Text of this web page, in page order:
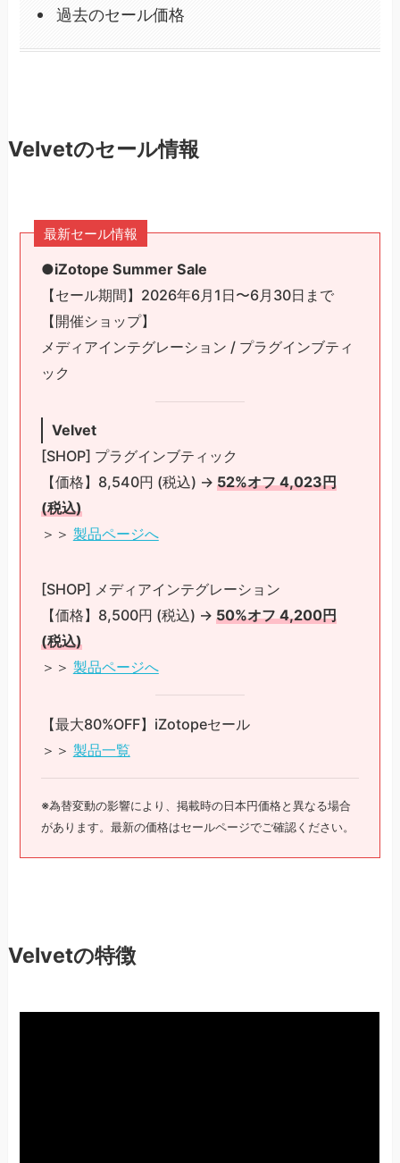
過去のセール価格
Velvetのセール情報
最新セール情報
●iZotope Summer Sale
【セール期間】2026年6月1日〜6月30日まで
【開催ショップ】
メディアインテグレーション / プラグインブティ
ック
Velvet
[SHOP] プラグインブティック
【価格】8,540円 (税込) → 52%オフ 4,023円
(税込)
＞＞ 製品ページへ
[SHOP] メディアインテグレーション
【価格】8,500円 (税込) → 50%オフ 4,200円
(税込)
＞＞ 製品ページへ
【最大80%OFF】iZotopeセール
＞＞ 製品一覧
※為替変動の影響により、掲載時の日本円価格と異なる場合
があります。最新の価格はセールページでご確認ください。
Velvetの特徴